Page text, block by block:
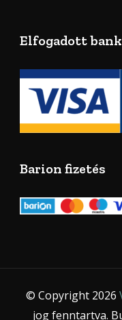
Elfogadott
Barion fizetés
© Copyright 2026
jog fenntartva.